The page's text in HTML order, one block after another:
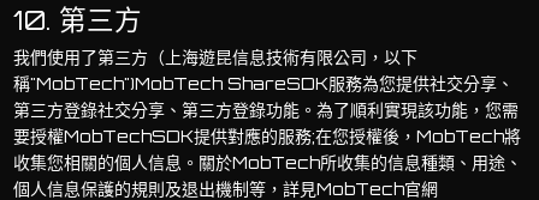
10. 第三方
我們使用了第三方（上海遊昆信息技術有限公司，以下
稱"MobTech")MobTech ShareSDK服務為您提供社交分享、
第三方登錄社交分享、第三方登錄功能。為了順利實現該功能，您需
要授權MobTechSDK提供對應的服務;在您授權後，MobTech將
收集您相關的個人信息。關於MobTech所收集的信息種類、用途、
個人信息保護的規則及退出機制等，詳見MobTech官網